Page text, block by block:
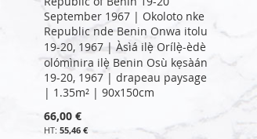
September 1967 | Okoloto nke
Republic nde Benin Onwa itolu
19-20, 1967 | Àsìá ilẹ̀ Orílẹ̀-èdè
olómìnira ilẹ̀ Benin Osù kẹsàán
19-20, 1967 | drapeau paysage
| 1.35m² | 90x150cm
66,00 €
55,46 €